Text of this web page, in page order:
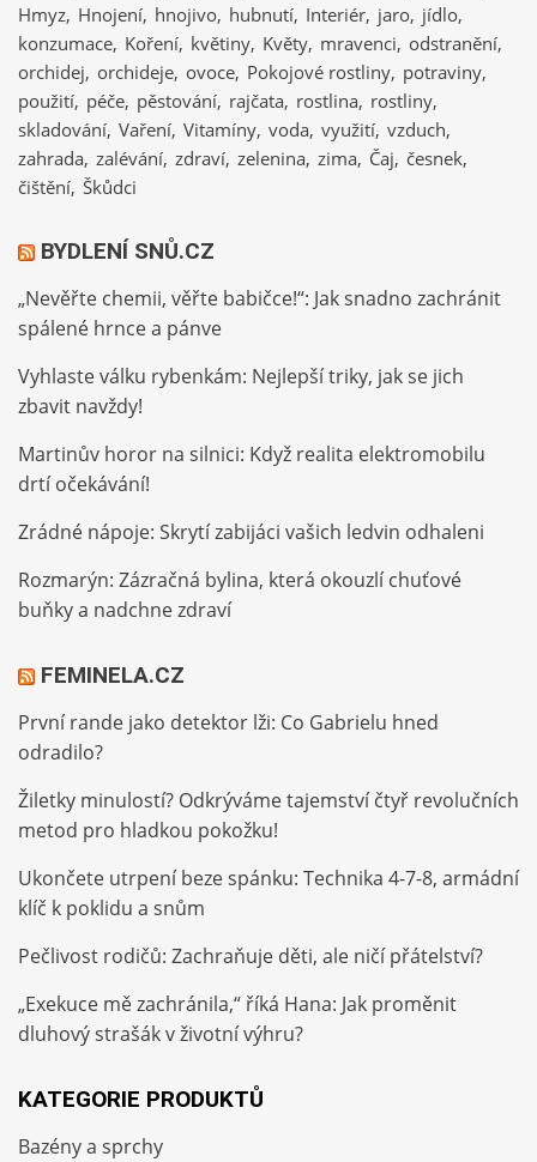
Hmyz Hnojení hnojivo hubnutí Interiér jaro jídlo
konzumace Koření květiny Květy mravenci odstranění
orchidej orchideje ovoce Pokojové rostliny potraviny
použití péče pěstování rajčata rostlina rostliny
skladování Vaření Vitamíny voda využití vzduch
zahrada zalévání zdraví zelenina zima Čaj česnek
čištění Škůdci
BYDLENÍ SNŮ.CZ
„Nevěřte chemii, věřte babičce!“: Jak snadno zachránit
spálené hrnce a pánve
Vyhlaste válku rybenkám: Nejlepší triky, jak se jich
zbavit navždy!
Martinův horor na silnici: Když realita elektromobilu
drtí očekávání!
Zrádné nápoje: Skrytí zabijáci vašich ledvin odhaleni
Rozmarýn: Zázračná bylina, která okouzlí chuťové
buňky a nadchne zdraví
FEMINELA.CZ
První rande jako detektor lži: Co Gabrielu hned
odradilo?
Žiletky minulostí? Odkrýváme tajemství čtyř revolučních
metod pro hladkou pokožku!
Ukončete utrpení beze spánku: Technika 4-7-8, armádní
klíč k poklidu a snům
Pečlivost rodičů: Zachraňuje děti, ale ničí přátelství?
„Exekuce mě zachránila,“ říká Hana: Jak proměnit
dluhový strašák v životní výhru?
KATEGORIE PRODUKTŮ
Bazény a sprchy